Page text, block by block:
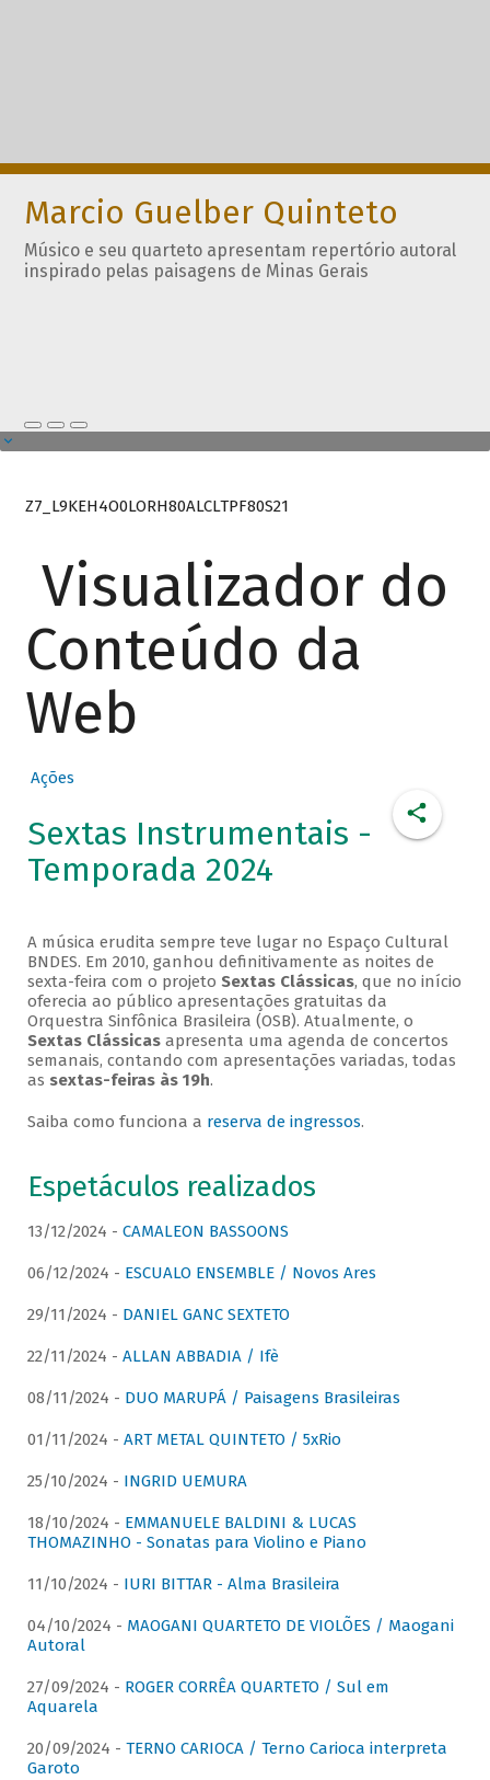
Marcio Guelber Quinteto
Músico e seu quarteto apresentam repertório autoral
inspirado pelas paisagens de Minas Gerais
Z7_L9KEH4O0LORH80ALCLTPF80S21
Visualizador do
Conteúdo da
Web
Ações
Sextas Instrumentais -
Temporada 2024
A música erudita sempre teve lugar no Espaço Cultural
BNDES. Em 2010, ganhou definitivamente as noites de
sexta-feira com o projeto Sextas Clássicas, que no início
oferecia ao público apresentações gratuitas da
Orquestra Sinfônica Brasileira (OSB). Atualmente, o
Sextas Clássicasapresenta uma agenda de concertos
semanais, contando com apresentações variadas, todas
as sextas-feiras às 19h.
Saiba como funciona a reserva de ingressos.
Espetáculos realizados
13/12/2024 - CAMALEON BASSOONS
06/12/2024 - ESCUALO ENSEMBLE / Novos Ares
29/11/2024 - DANIEL GANC SEXTETO
22/11/2024 - ALLAN ABBADIA / Ifè
08/11/2024 - DUO MARUPÁ / Paisagens Brasileiras
01/11/2024 - ART METAL QUINTETO / 5xRio
25/10/2024 - INGRID UEMURA
18/10/2024 - EMMANUELE BALDINI & LUCAS
THOMAZINHO - Sonatas para Violino e Piano
11/10/2024 - IURI BITTAR - Alma Brasileira
04/10/2024 - MAOGANI QUARTETO DE VIOLÕES / Maogani
Autoral
27/09/2024 - ROGER CORRÊA QUARTETO / Sul em
Aquarela
20/09/2024 - TERNO CARIOCA / Terno Carioca interpreta
Garoto